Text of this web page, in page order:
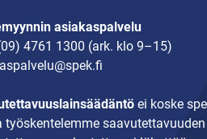
asiakaspalvelu
4761 1300 (ark. klo 9–15)
ei koske
työskentelemme saavutettavuuden